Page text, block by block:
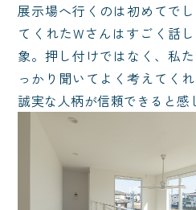
展示場へ行くのは初めてで
てくれたWさんはすごく話
象。押し付けではなく、私
っかり聞いてよく考えてくれ
誠実な人柄が信頼できると感